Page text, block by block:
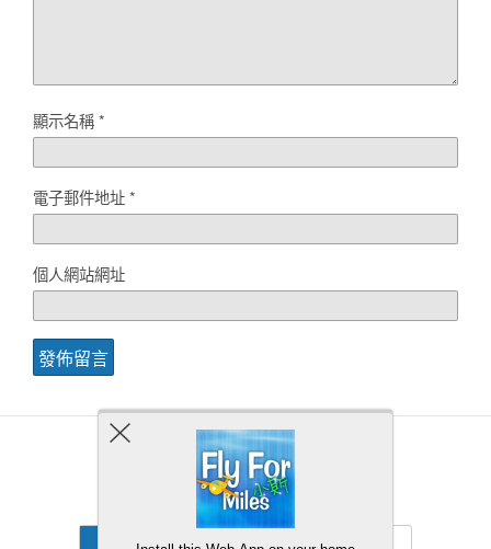
顯示名稱*
電子郵件地址*
個人網站網址
Back to top